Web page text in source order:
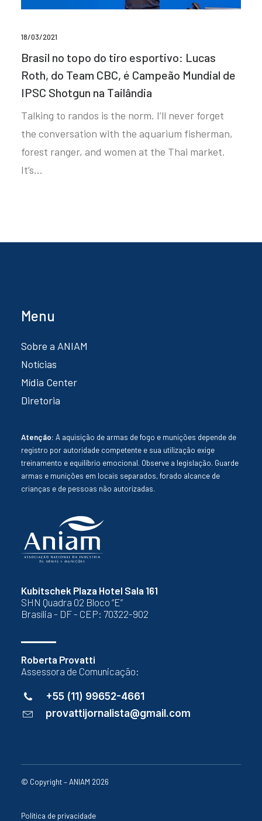
18/03/2021
Brasil no topo do tiro esportivo: Lucas
Roth, do Team CBC, é Campeão Mundial de
IPSC Shotgun na Tailândia
Talking to randos is the norm. I’ll never forget
the conversation with the aquarium fisherman,
forest ranger, and women at the Thai market.
It’s…
Kubitschek Plaza Hotel Sala 161
SHN Quadra 02 Bloco “E”
Brasília - DF - CEP: 70322-902
Roberta Provatti
Assessora de Comunicação:
+55 (11) 99652-4661
provattijornalista@gmail.com
Menu
Sobre a ANIAM
Notícias
Mídia Center
Diretoria
Atenção: A aquisição de armas de fogo e munições depende de
registro por autoridade competente e sua utilização exige
treinamento e equilíbrio emocional. Observe a legislação. Guarde
armas e munições em locais separados, forado alcance de
crianças e de pessoas não autorizadas.
© Copyright – ANIAM 2026
Política de privacidade